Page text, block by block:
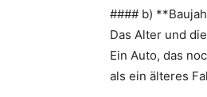
#### b)
Das Alter und
Ein Auto, das
als ein älteres